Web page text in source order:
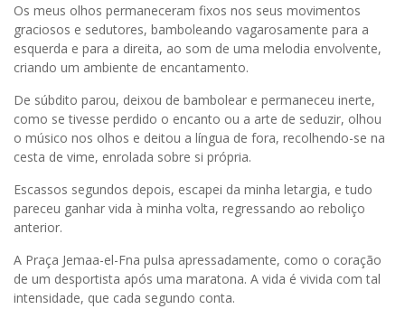
Os meus olhos permaneceram fixos nos seus movimentos
graciosos e sedutores, bamboleando vagarosamente para a
esquerda e para a direita, ao som de uma melodia envolvente,
criando um ambiente de encantamento.
De súbdito parou, deixou de bambolear e permaneceu inerte,
como se tivesse perdido o encanto ou a arte de seduzir, olhou
o músico nos olhos e deitou a língua de fora, recolhendo-se na
cesta de vime, enrolada sobre si própria.
Escassos segundos depois, escapei da minha letargia, e tudo
pareceu ganhar vida à minha volta, regressando ao reboliço
anterior.
A Praça Jemaa-el-Fna pulsa apressadamente, como o coração
de um desportista após uma maratona. A vida é vivida com tal
intensidade, que cada segundo conta.